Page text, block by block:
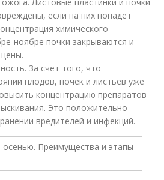
если на них попадет
химического
ноябре почки закрываются и
За счет того, что
плодов, почек и листьев уже
концентрацию препаратов
Это положительно
вредителей и инфекций.